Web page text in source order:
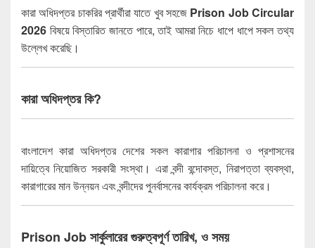
কারা অধিদপ্তর চাকরির প্রার্থীরা যাতে খুব সহজে Prison Job Circular
2026 বিষয়ে বিস্তারিত জানতে পারে, তাই আমরা নিচে ধাপে ধাপে সকল তথ্য
উল্লেখ করেছি।
কারা অধিদপ্তর কি?
বাংলাদেশ কারা অধিদপ্তর দেশের সকল কারাগার পরিচালনা ও প্রশাসনের
দায়িত্বে নিয়োজিত সরকারী সংস্থা। এরা বন্দী বন্দোবস্ত, নিরাপত্তা ব্যবস্থা,
কারাগারের মান উন্নয়ন এবং বন্দীদের পুনর্বাসনের কার্যক্রম পরিচালনা করে।
Prison Job সার্কুলারের গুরুত্বপূর্ণ তারিখ, ও সময়